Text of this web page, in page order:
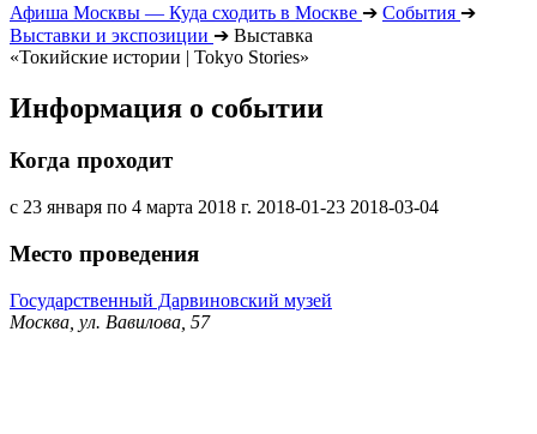
Афиша Москвы — Куда сходить в Москве ➔ События ➔
Выставки и экспозиции ➔ Выставка
«Токийские истории | Tokyo Stories»
Информация о событии
Когда проходит
с 23 января по 4 марта 2018 г. 2018-01-23 2018-03-04
Место проведения
Государственный Дарвиновский музей
Москва, ул. Вавилова, 57